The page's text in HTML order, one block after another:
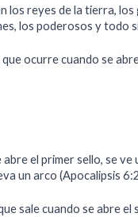
los reyes de la tierra, los
los poderosos y todo
que ocurre cuando se
abre el primer sello, se ve
un arco (Apocalipsis
sale cuando se abre el